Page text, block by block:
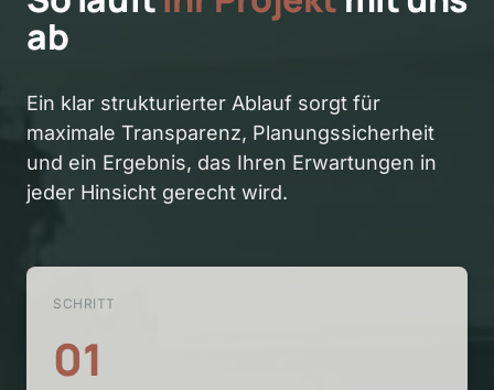
ab
Ein klar strukturierter Ablauf sorgt für
maximale Transparenz, Planungssicherheit
und ein Ergebnis, das Ihren Erwartungen in
jeder Hinsicht gerecht wird.
SCHRITT
01